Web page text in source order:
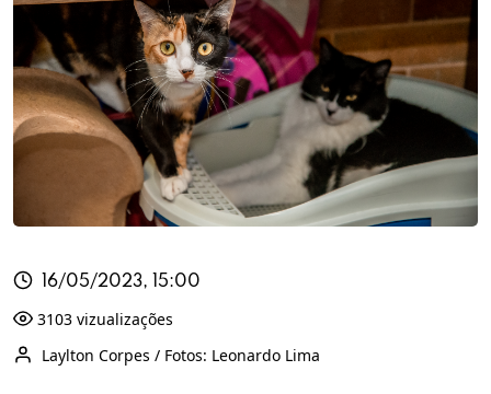
16/05/2023, 15:00
3103 vizualizações
Laylton Corpes / Fotos: Leonardo Lima